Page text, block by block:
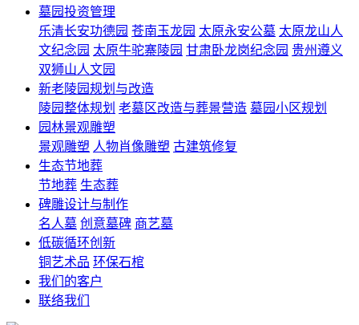
墓园投资管理
乐清长安功德园 苍南玉龙园 太原永安公墓 太原龙山人
文纪念园 太原牛驼寨陵园 甘肃卧龙岗纪念园 贵州遵义
双狮山人文园
新老陵园规划与改造
陵园整体规划 老墓区改造与葬景营造 墓园小区规划
园林景观雕塑
景观雕塑 人物肖像雕塑 古建筑修复
生态节地葬
节地葬 生态葬
碑雕设计与制作
名人墓 创意墓碑 商艺墓
低碳循环创新
铜艺术品 环保石棺
我们的客户
联络我们